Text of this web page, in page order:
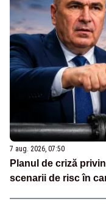
7 aug. 2026, 07:50
Planul de criză
scenarii de risc în